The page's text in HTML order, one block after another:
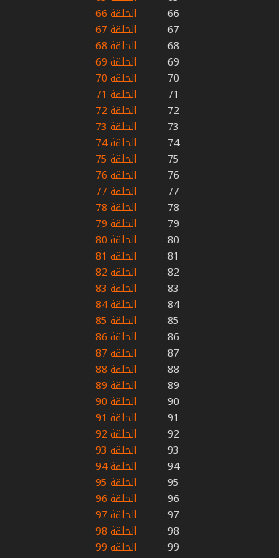
66
الحلقة 66
67
الحلقة 67
68
الحلقة 68
69
الحلقة 69
70
الحلقة 70
71
الحلقة 71
72
الحلقة 72
73
الحلقة 73
74
الحلقة 74
75
الحلقة 75
76
الحلقة 76
77
الحلقة 77
78
الحلقة 78
79
الحلقة 79
80
الحلقة 80
81
الحلقة 81
82
الحلقة 82
83
الحلقة 83
84
الحلقة 84
85
الحلقة 85
86
الحلقة 86
87
الحلقة 87
88
الحلقة 88
89
الحلقة 89
90
الحلقة 90
91
الحلقة 91
92
الحلقة 92
93
الحلقة 93
94
الحلقة 94
95
الحلقة 95
96
الحلقة 96
97
الحلقة 97
98
الحلقة 98
99
الحلقة 99